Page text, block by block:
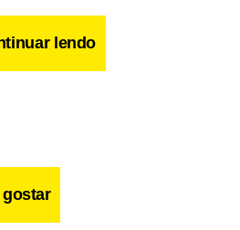
de Manaus Arthur Virgílio
o desgaste político com a
internas tem sido grande para os
lendo
gostar